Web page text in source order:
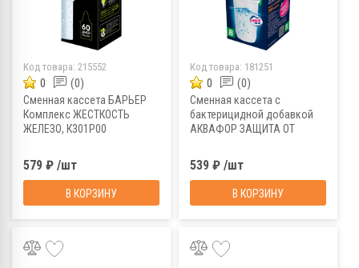
Код товара: 215552
0 (0)
Сменная кассета БАРЬЕР
Комплекс ЖЕСТКОСТЬ
ЖЕЛЕЗО, К301Р00
579 ₽ /шт
В КОРЗИНУ
Код товара: 181251
0 (0)
Сменная кассета с
бактерицидной добавкой
АКВАФОР ЗАЩИТА ОТ
539 ₽ /шт
В КОРЗИНУ